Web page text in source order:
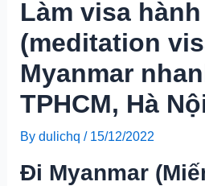
Làm visa
(meditation
Myanmar
TPHCM, Hà
By dulichq / 15/12/2022
Đi Myanmar